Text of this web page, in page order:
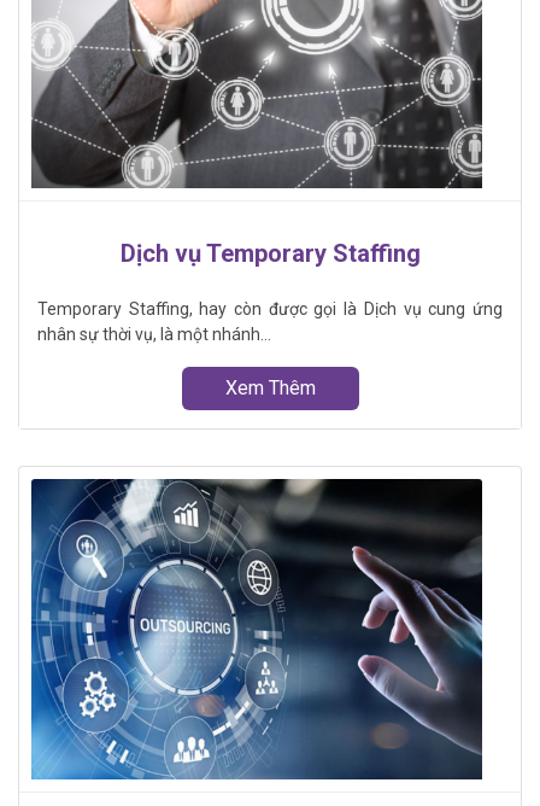
Dịch vụ Temporary Staffing
Temporary Staffing, hay còn được gọi là Dịch vụ cung ứng
nhân sự thời vụ, là một nhánh...
Xem Thêm